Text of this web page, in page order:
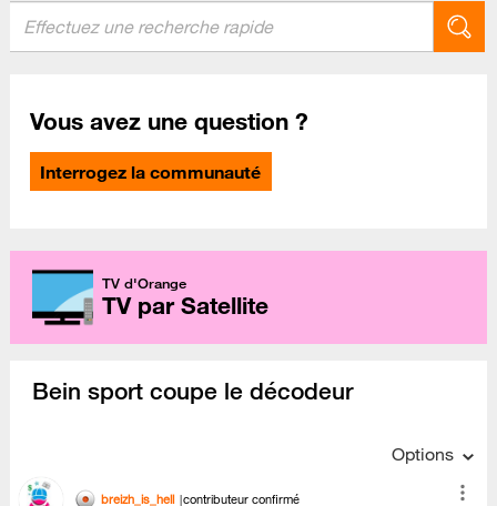
Vous avez une question ?
Interrogez la communauté
TV d'Orange
TV par Satellite
Bein sport coupe le décodeur
Options
breizh_is_hell contributeur confirmé